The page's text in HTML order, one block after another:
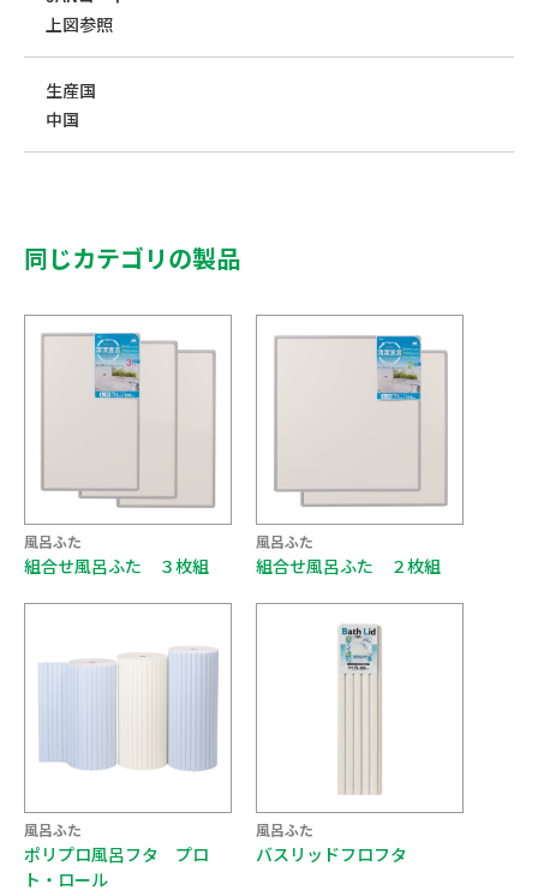
上図参照
生産国
中国
同じカテゴリの製品
風呂ふた
組合せ風呂ふた ３枚組
風呂ふた
組合せ風呂ふた ２枚組
風呂ふた
ポリプロ風呂フタ プロ
ト・ロール
風呂ふた
バスリッドフロフタ